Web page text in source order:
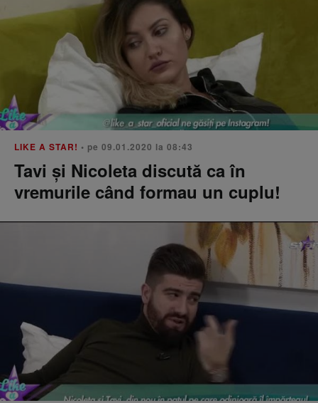
LIKE A STAR! • pe 09.01.2020 la 08:43
Tavi şi Nicoleta discută ca în
vremurile când formau un cuplu!